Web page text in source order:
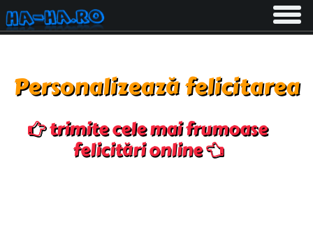
Toggle
Personalizează felicitarea
trimite cele mai frumoase
felicitări online